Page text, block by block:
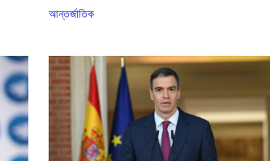
আন্তর্জাতিক